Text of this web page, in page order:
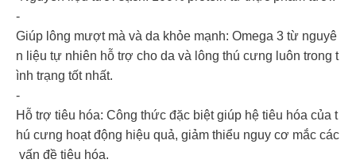
-
Giúp lông mượt mà và da khỏe mạnh: Omega 3 từ nguyê
n liệu tự nhiên hỗ trợ cho da và lông thú cưng luôn trong t
ình trạng tốt nhất.
-
Hỗ trợ tiêu hóa: Công thức đặc biệt giúp hệ tiêu hóa của t
hú cưng hoạt động hiệu quả, giảm thiểu nguy cơ mắc các
vấn đề tiêu hóa.